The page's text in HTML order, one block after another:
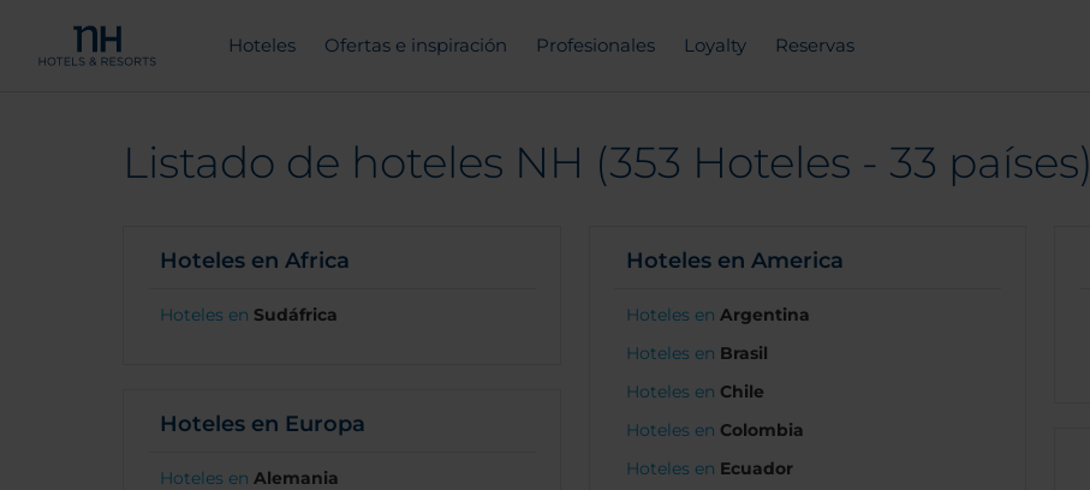
Hoteles Ofertas e inspiración Profesionales Loyalty Reservas
Listado de hoteles NH (353 Hoteles - 33 países)
Hoteles en Africa
Hoteles en Sudáfrica
Hoteles en America
Hoteles en Argentina
Hoteles en Brasil
Hoteles en Chile
Hoteles en Colombia
Hoteles en Ecuador
Hoteles en Europa
Hoteles en Alemania